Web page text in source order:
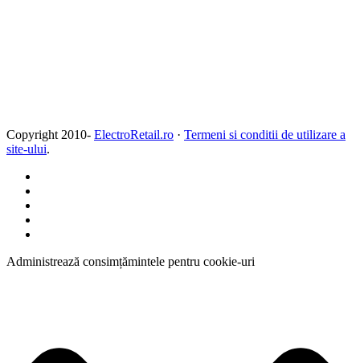
Copyright 2010- ElectroRetail.ro · Termeni si conditii de utilizare a
site-ului.
Administrează consimțămintele pentru cookie-uri